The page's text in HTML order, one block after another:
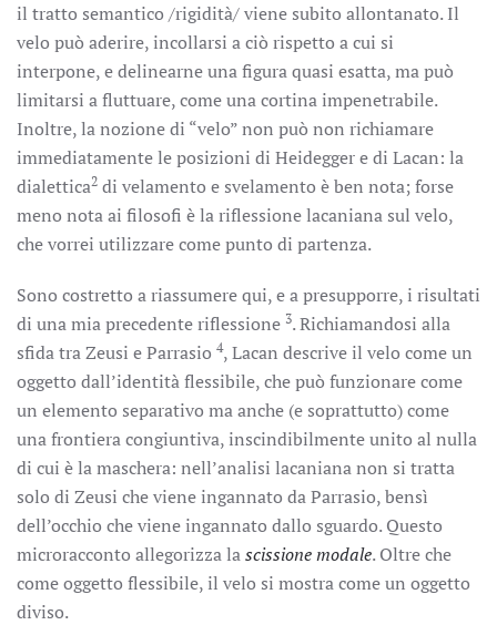
il tratto semantico /rigidità/ viene subito allontanato. Il
velo può aderire, incollarsi a ciò rispetto a cui si
interpone, e delinearne una figura quasi esatta, ma può
limitarsi a fluttuare, come una cortina impenetrabile.
Inoltre, la nozione di “velo” non può non richiamare
immediatamente le posizioni di Heidegger e di Lacan: la
dialettica2 di velamento e svelamento è ben nota; forse
meno nota ai filosofi è la riflessione lacaniana sul velo,
che vorrei utilizzare come punto di partenza.
Sono costretto a riassumere qui, e a presupporre, i risultati
di una mia precedente riflessione 3. Richiamandosi alla
sfida tra Zeusi e Parrasio 4, Lacan descrive il velo come un
oggetto dall’identità flessibile, che può funzionare come
un elemento separativo ma anche (e soprattutto) come
una frontiera congiuntiva, inscindibilmente unito al nulla
di cui è la maschera: nell’analisi lacaniana non si tratta
solo di Zeusi che viene ingannato da Parrasio, bensì
dell’occhio che viene ingannato dallo sguardo. Questo
microracconto allegorizza lascissione modale. Oltre che
come oggetto flessibile, il velo si mostra come un oggetto
diviso.